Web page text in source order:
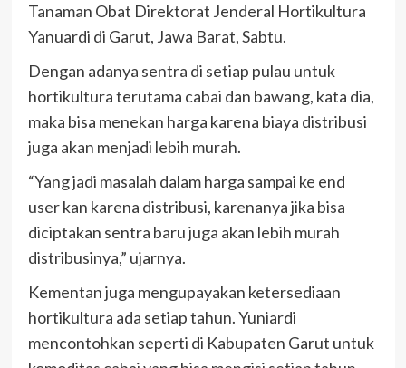
Tanaman Obat Direktorat Jenderal Hortikultura
Yanuardi di Garut, Jawa Barat, Sabtu.
Dengan adanya sentra di setiap pulau untuk
hortikultura terutama cabai dan bawang, kata dia,
maka bisa menekan harga karena biaya distribusi
juga akan menjadi lebih murah.
“Yang jadi masalah dalam harga sampai ke end
user kan karena distribusi, karenanya jika bisa
diciptakan sentra baru juga akan lebih murah
distribusinya,” ujarnya.
Kementan juga mengupayakan ketersediaan
hortikultura ada setiap tahun. Yuniardi
mencontohkan seperti di Kabupaten Garut untuk